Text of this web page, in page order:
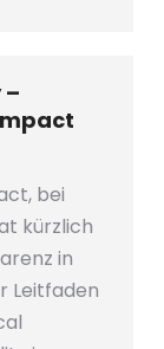
bei
kürzlich
in
Leitfaden